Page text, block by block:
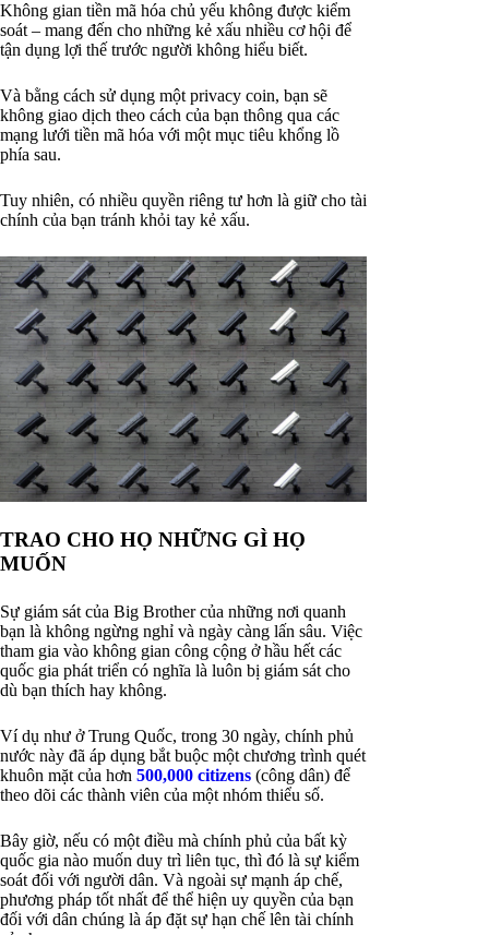
Không gian tiền mã hóa chủ yếu không được kiểm
soát – mang đến cho những kẻ xấu nhiều cơ hội để
tận dụng lợi thế trước người không hiểu biết.
Và bằng cách sử dụng một privacy coin, bạn sẽ
không giao dịch theo cách của bạn thông qua các
mạng lưới tiền mã hóa với một mục tiêu khổng lồ
phía sau.
Tuy nhiên, có nhiều quyền riêng tư hơn là giữ cho tài
chính của bạn tránh khỏi tay kẻ xấu.
TRAO CHO HỌ NHỮNG GÌ HỌ
MUỐN
Sự giám sát của Big Brother của những nơi quanh
bạn là không ngừng nghỉ và ngày càng lấn sâu. Việc
tham gia vào không gian công cộng ở hầu hết các
quốc gia phát triển có nghĩa là luôn bị giám sát cho
dù bạn thích hay không.
Ví dụ như ở Trung Quốc, trong 30 ngày, chính phủ
nước này đã áp dụng bắt buộc một chương trình quét
khuôn mặt của hơn 500,000 citizens (công dân) để
theo dõi các thành viên của một nhóm thiểu số.
Bây giờ, nếu có một điều mà chính phủ của bất kỳ
quốc gia nào muốn duy trì liên tục, thì đó là sự kiểm
soát đối với người dân. Và ngoài sự mạnh áp chế,
phương pháp tốt nhất để thể hiện uy quyền của bạn
đối với dân chúng là áp đặt sự hạn chế lên tài chính